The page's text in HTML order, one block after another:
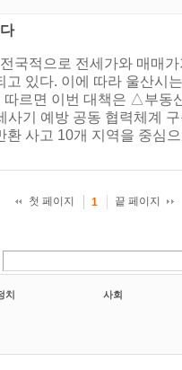
국적으로 전세가와 매매
있다. 이에 따라 울산시
르면 이번 대책은 △부
기 예방 공동 협력체계
사고 10개 지역을 중심
첫 페이지
1 끝 페이지
치 사회